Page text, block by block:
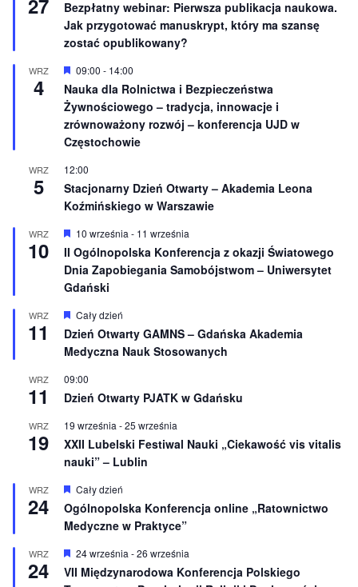
o
n
e
r
ó
ż
n
i
o
n
e
Bezpłatny webinar: Pierwsza publikacja naukowa.
Jak przygotować manuskrypt, który ma szansę
zostać opublikowany?
WRZ
4
W
r
ó
ż
n
i
n
e
09:00 - 14:00
Nauka dla Rolnictwa i Bezpieczeństwa
Żywnościowego – tradycja, innowacje i
zrównoważony rozwój – konferencja UJD w
Częstochowie
WRZ
5
12:00
Stacjonarny Dzień Otwarty – Akademia Leona
Koźmińskiego w Warszawie
WRZ
10
W
y
r
ó
ż
n
o
n
e
10 września - 11 września
II Ogólnopolska Konferencja z okazji Światowego
Dnia Zapobiegania Samobójstwom – Uniwersytet
Gdański
WRZ
11
W
y
r
ó
n
o
e
Cały dzień
Dzień Otwarty GAMNS – Gdańska Akademia
Medyczna Nauk Stosowanych
WRZ
11
09:00
Dzień Otwarty PJATK w Gdańsku
WRZ
19
19 września -25 września
XXII Lubelski Festiwal Nauki „Ciekawość vis vitalis
nauki” – Lublin
WRZ
24
W
r
ó
n
i
o
Cały dzień
Ogólnopolska Konferencja online „Ratownictwo
Medyczne w Praktyce”
WRZ
24
W
y
r
24 września -26 września
VII Międzynarodowa Konferencja Polskiego